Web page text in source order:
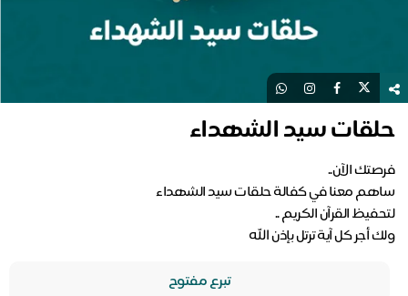
حلقات سيد الشهداء
ولك أجر كل آية ترتل بإذن الله
تبرع مفتوح